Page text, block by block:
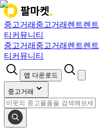
중고거래 중고거래 렌트렌트
티 커뮤니티
중고거래 중고거래 렌트렌트
티 커뮤니티
앱 다운로드
중고거래